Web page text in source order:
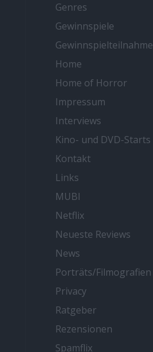
Genres
Gewinnspiele
Gewinnspielteilnahme
Home
Home of Horror
Impressum
Interviews
Kino- und DVD-Starts
Kontakt
Links
MUBI
Netflix
Neueste Reviews
News
Porträts/Filmografien
Privacy
Ratgeber
Rezensionen
Spamflix